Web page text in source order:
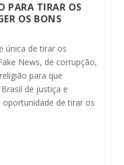
PARA TIRAR OS
OS BONS
única de tirar os
News, de corrupção,
para que
de justiça e
de tirar os